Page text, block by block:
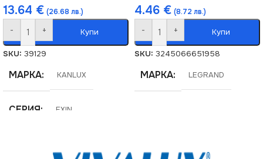
13.64 € (26.68 лв.)
- + Купи
SKU: 39129
МАРКА KANLUX
СЕРИЯ EXIN
4.46 € (8.72 лв.)
- + Купи
SKU: 3245066651958
МАРКА LEGRAND